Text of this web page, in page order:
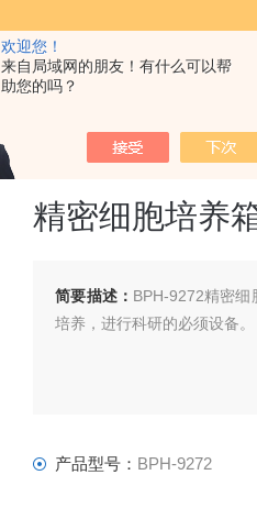
欢迎您！
来自局域网的朋友！有什么可以帮
助您的吗？
主页>产品中心 >培养
精密细胞培养
简要描述： BPH-9272精密
培养，进行科研的必须设备。
产品型号： BPH-9272